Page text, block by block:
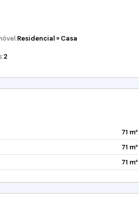
Residencial» Casa
2
71 m²
71 m²
71 m²